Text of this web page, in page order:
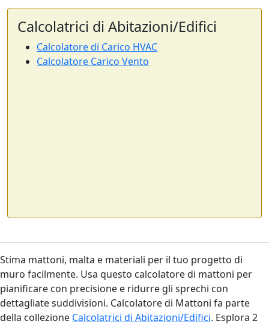
Calcolatrici di Abitazioni/Edifici
Calcolatore di Carico HVAC
Calcolatore Carico Vento
Stima mattoni, malta e materiali per il tuo progetto di
muro facilmente. Usa questo calcolatore di mattoni per
pianificare con precisione e ridurre gli sprechi con
dettagliate suddivisioni. Calcolatore di Mattoni fa parte
della collezione Calcolatrici di Abitazioni/Edifici. Esplora 2